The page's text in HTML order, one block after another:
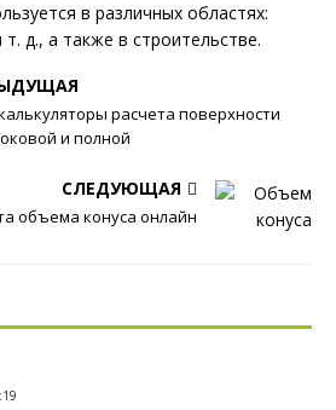
в различных областях:
д., а также в строительстве.
расчета поверхности
и полной
СЛЕДУЮЩАЯ
объема конуса онлайн